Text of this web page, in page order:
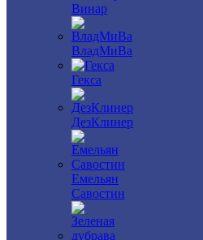
Винар
ВладМиВа
Гекса
ДезКлинер
Емельян
Савостин